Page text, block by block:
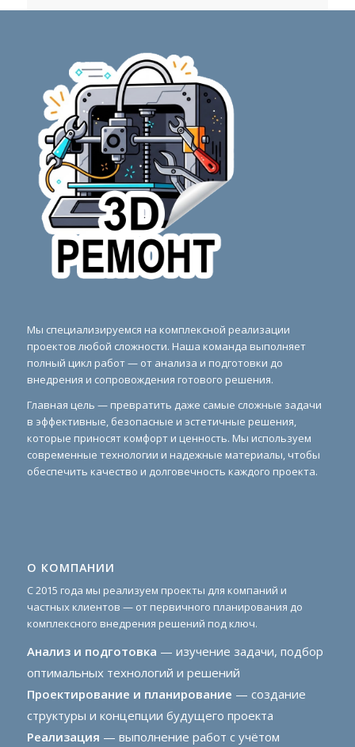
Мы специализируемся на комплексной реализации
проектов любой сложности. Наша команда выполняет
полный цикл работ — от анализа и подготовки до
внедрения и сопровождения готового решения.
Главная цель — превратить даже самые сложные задачи
в эффективные, безопасные и эстетичные решения,
которые приносят комфорт и ценность. Мы используем
современные технологии и надежные материалы, чтобы
обеспечить качество и долговечность каждого проекта.
О КОМПАНИИ
С 2015 года мы реализуем проекты для компаний и
частных клиентов — от первичного планирования до
комплексного внедрения решений под ключ.
Анализ и подготовка — изучение задачи, подбор
оптимальных технологий и решений
Проектирование и планирование — создание
структуры и концепции будущего проекта
Реализация — выполнение работ с учётом